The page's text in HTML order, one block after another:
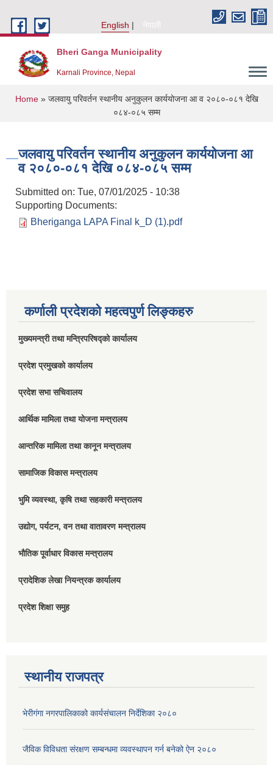
English
नेपाली
Bheri Ganga Municipality
Karnali Province, Nepal
You are here
Home» जलवायु परिवर्तन स्थानीय अनुकुलन कार्ययोजना आ व २०८०-०८१ देखि
०८४-०८५ सम्म
जलवायु परिवर्तन स्थानीय अनुकुलन कार्ययोजना आ
व २०८०-०८१ देखि ०८४-०८५ सम्म
Submitted on: Tue, 07/01/2025 - 10:38
Supporting Documents:
Bheriganga LAPA Final k_D (1).pdf
कर्णाली प्रदेशको महत्वपुर्ण लिङ्कहरु
मुख्यमन्त्री तथा मन्त्रिपरिषद्को कार्यालय
प्रदेश प्रमुखको कार्यालय
प्रदेश सभा सचिवालय
आर्थिक मामिला तथा योजना मन्त्रालय
आन्तरिक मामिला तथा कानून मन्त्रालय
सामाजिक विकास मन्त्रालय
भुमि व्यवस्था, कृषि तथा सहकारी मन्त्रालय
उद्योग, पर्यटन, वन तथा वातावरण मन्त्रालय
भौतिक पूर्वाधार विकास मन्त्रालय
प्रादेशिक लेखा नियन्त्रक कार्यालय
प्रदेश शिक्षा समुह
स्थानीय राजपत्र
भेरीगंगा नगरपालिकाको कार्यसंचालन निर्देशिका २०८०
जैविक विविधता संरक्षण सम्बन्धमा व्यवस्थापन गर्न बनेको ऐन २०८०